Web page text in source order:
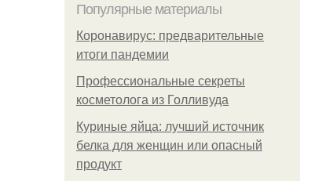
Популярные материалы
Коронавирус: предварительные
итоги пандемии
Профессиональные секреты
косметолога из Голливуда
Куриные яйца: лучший источник
белка для женщин или опасный
продукт